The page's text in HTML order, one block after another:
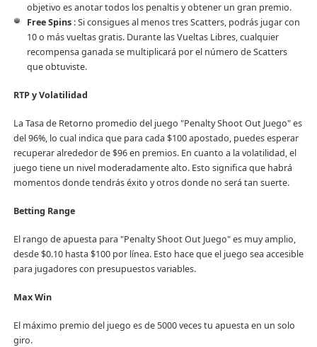
objetivo es anotar todos los penaltis y obtener un gran premio.
Free Spins : Si consigues al menos tres Scatters, podrás jugar con
10 o más vueltas gratis. Durante las Vueltas Libres, cualquier
recompensa ganada se multiplicará por el número de Scatters
que obtuviste.
RTP y Volatilidad
La Tasa de Retorno promedio del juego "Penalty Shoot Out Juego" es
del 96%, lo cual indica que para cada $100 apostado, puedes esperar
recuperar alrededor de $96 en premios. En cuanto a la volatilidad, el
juego tiene un nivel moderadamente alto. Esto significa que habrá
momentos donde tendrás éxito y otros donde no será tan suerte.
Betting Range
El rango de apuesta para "Penalty Shoot Out Juego" es muy amplio,
desde $0.10 hasta $100 por línea. Esto hace que el juego sea accesible
para jugadores con presupuestos variables.
Max Win
El máximo premio del juego es de 5000 veces tu apuesta en un solo
giro.